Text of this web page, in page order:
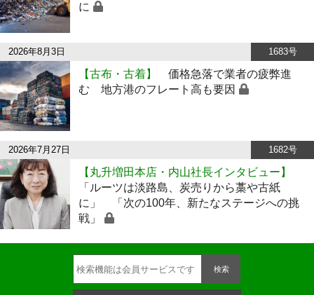
に
2026年8月3日 1683号
【古布・古着】
価格急落で業者の疲弊進
む 地方港のフレート高も要因
2026年7月27日 1682号
【丸升増田本店・内山社長インタビュー】
「ルーツは淡路島、炭売りから藁や古紙
に」 「次の100年、新たなステージへの挑
戦」
検索